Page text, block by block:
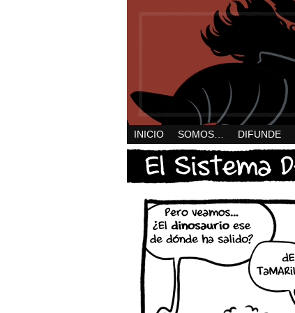
INICIO SOMOS… DIFUNDE